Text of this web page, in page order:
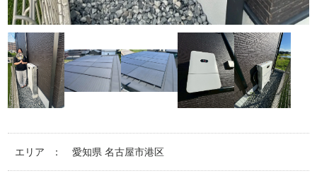
エリア 愛知県 名古屋市港区